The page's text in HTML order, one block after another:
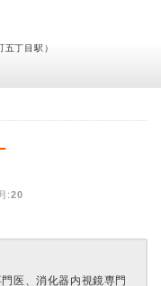
丁目駅）
:20
医、消化器内視鏡専門